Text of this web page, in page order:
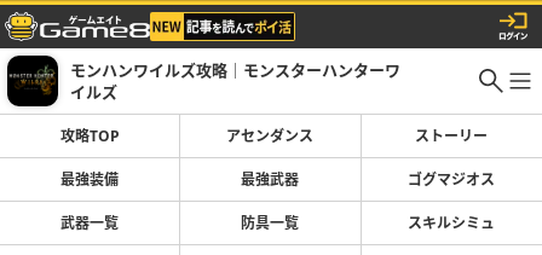
モンハンワイルズ攻略｜モンスターハンターワ
イルズ
攻略TOP アセンダンス ストーリー
最強装備 最強武器 ゴグマジオス
武器一覧 防具一覧 スキルシミュ